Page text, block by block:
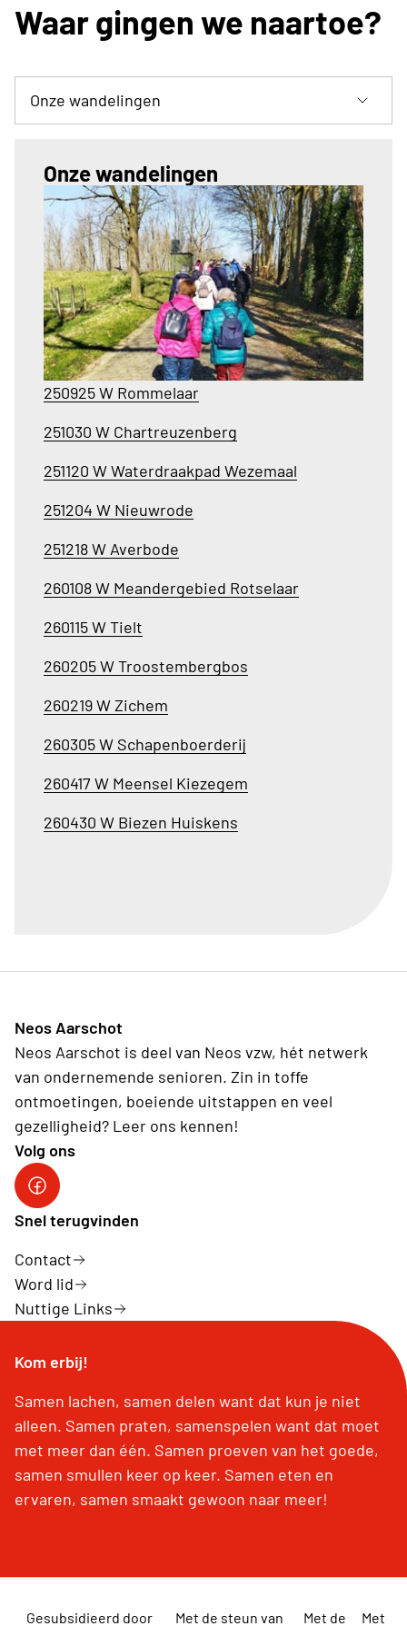
Waar gingen we naartoe?
Onze wandelingen
250925 W Rommelaar
251030 W Chartreuzenberg
251120 W Waterdraakpad Wezemaal
251204 W Nieuwrode
251218 W Averbode
260108 W Meandergebied Rotselaar
260115 W Tielt
260205 W Troostembergbos
260219 W Zichem
260305 W Schapenboerderij
260417 W Meensel Kiezegem
260430 W Biezen Huiskens
Neos Aarschot
Neos Aarschot is deel van Neos vzw, hét netwerk
van ondernemende senioren. Zin in toffe
ontmoetingen, boeiende uitstappen en veel
gezelligheid? Leer ons kennen!
Volg ons
Neos Aarschot
Snel terugvinden
Contact
Word lid
Nuttige Links
Kom erbij!
Samen lachen, samen delen want dat kun je niet
alleen. Samen praten, samenspelen want dat moet
met meer dan één. Samen proeven van het goede,
samen smullen keer op keer. Samen eten en
ervaren, samen smaakt gewoon naar meer!
Gesubsidieerd door Met de steun van Met de Met